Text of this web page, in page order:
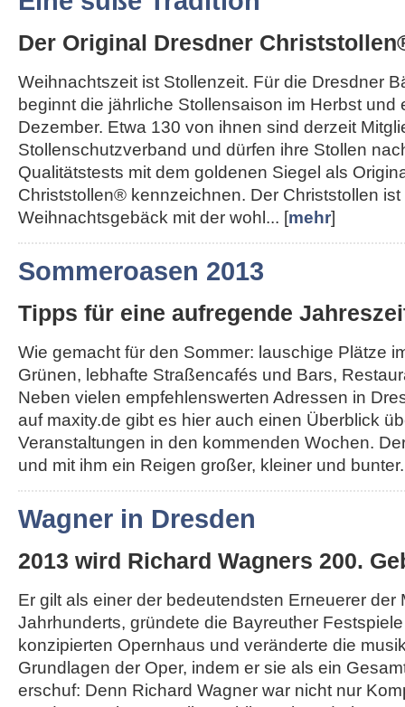
Der Original Dresdner
Weihnachtszeit ist Stollenzeit. Für die Dresdner
beginnt die jährliche Stollensaison im Herbst und
Dezember. Etwa 130 von ihnen sind derzeit
Stollenschutzverband und dürfen ihre Stollen
Qualitätstests mit dem goldenen Siegel als
Christstollen® kennzeichnen. Der Christstollen ist
Weihnachtsgebäck mit der wohl... [mehr]
Sommeroasen 2013
Tipps für eine aufregende
Wie gemacht für den Sommer: lauschige Plätze
Grünen, lebhafte Straßencafés und Bars,
Neben vielen empfehlenswerten Adressen in
auf maxity.de gibt es hier auch einen Überblick
Veranstaltungen in den kommenden Wochen.
und mit ihm ein Reigen großer, kleiner und
Wagner in Dresden
2013 wird Richard Wagners 200.
Er gilt als einer der bedeutendsten Erneuerer der
Jahrhunderts, gründete die Bayreuther
konzipierten Opernhaus und veränderte die
Grundlagen der Oper, indem er sie als ein
erschuf: Denn Richard Wagner war nicht nur